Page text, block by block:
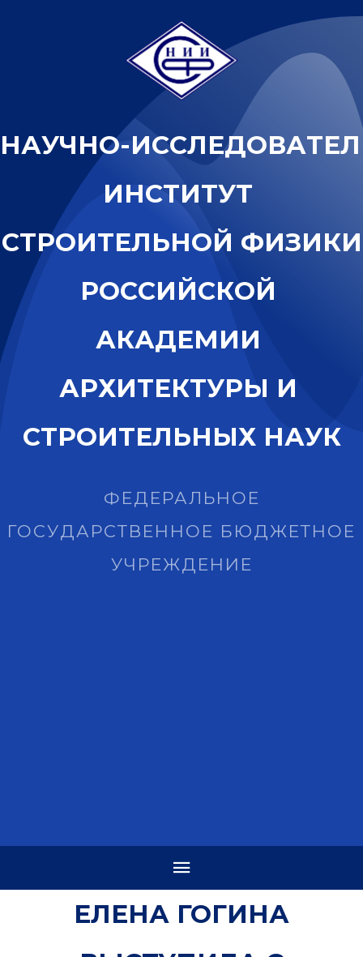
НАУЧНО-ИССЛЕДОВАТЕЛ
ИНСТИТУТ
СТРОИТЕЛЬНОЙ ФИЗИКИ
РОССИЙСКОЙ
АКАДЕМИИ
АРХИТЕКТУРЫ И
СТРОИТЕЛЬНЫХ НАУК
ФЕДЕРАЛЬНОЕ
ГОСУДАРСТВЕННОЕ БЮДЖЕТНОЕ
УЧРЕЖДЕНИЕ
ЕЛЕНА ГОГИНА